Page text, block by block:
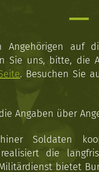
Angehörigen auf
Sie uns, bitte, die
. Besuchen Sie
Angaben über
Soldaten
die
bietet